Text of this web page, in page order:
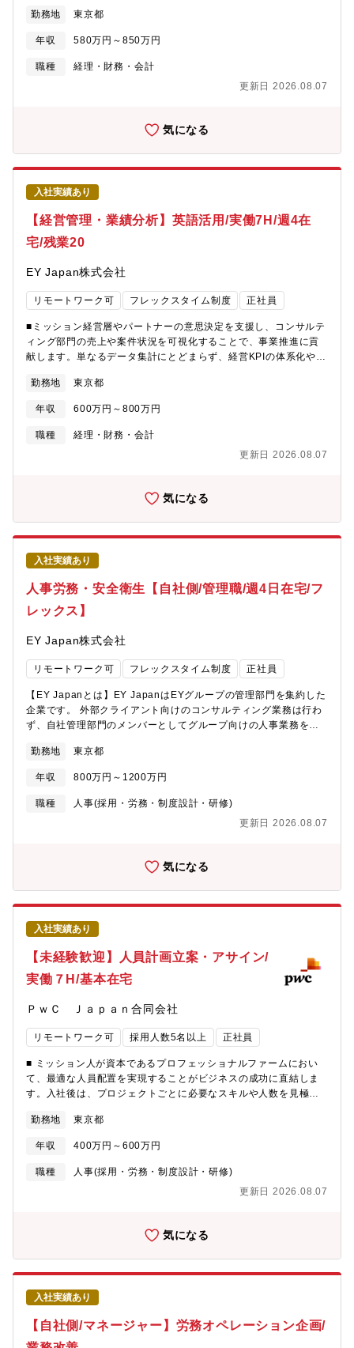
画から実行、効果検証まで幅広く携わることができます。■所属チ
Branding & Communicationチーム：3名 - Senior Manager：
リードしつつ、チーム全体で優先順位を確認しながら、柔軟かつ
機動的に施策を推進しています。■キャリアパスPeople Branding
や広報領域へ活躍の幅を広げられるキャリア展開も可能です。■働
しやすい環境です。・フルフレックス制度■ この求人の魅力・
として、採用広報だけでなく、人事戦略や組織の魅力を社内外へ
発信する幅広い経験を積むことができます。・採用サイト、
SNS、動画、記事、イベントなど、多様なチャネルを活用しなが
ら、企画・制作・運営・効果検証まで一貫して携わることができ
るため、情報発信の専門性を高められます。・少人数組織だから
こそ一人ひとりの裁量が大きく、担当法人を持ちながら全社横断
プロジェクトにも参画できます。アイデアを形にしやすく、企画
段階から実行まで主体的に推進できる環境です。・採用広報だけ
に限定されず、人事ブランディングや社内コミュニケーションな
ど、人事領域全体のブランドづくりに携われるため、広報・ブラ
ティングやブランディングの視点を活かしながら、人事という経
ジションです。・リモートワークを中心とした働き方に加え、フ
ルフレックス制と非常に柔軟な働き方が可能です。
営判断の経理・財務面でのサポート役として、管理会計全般を担
い、プロジェクトの収益管理、ビジネス戦略・企業価値向上を目
指した経営支援業務を担当していただきます。【具体的な職務内
容】■プロジェクトの収益管理支援■部門別損益管理（対予算、対
告及びレポート作成■売上・売掛金・仕掛品等エンゲージメント管
務、事業分析・報告、システム導入支援等【キャリアパス】■部
内・部外を問わず、各人の希望や適性に応じたキャリア形成を支
援しています。部内ジョブローテーションなども積極的に実施す
るとともに、社内公募制度で他部門への異動する機会もありま
す。■マネージャー、シニアマネージャー、ディレクター、
CFO（経理担当パートナー）までのPromotionとキャリアアップ
の機会があります。【研修制度】■様々な外部研修の利用が可能で
あり、PwCグループの会計士や税理士向けの社内研修の利用も可
能です。■英語を含めたビジネススキルの向上に対し、毎年20万円
つ在宅勤務を中心とした柔軟な働き方が可能です。■Global PwC
とのコミュニケーションもあり、英語力に自信がある方は語学力
を活かせる環境です。■同社の経理・財務部は体制強化をしている
に挑戦できる組織の風土があり、一般的な外資と異なりJapan自
ら企画できる自由があります。■風通しの良いフラットな組織で上
位職階の方とも気軽にコミュニケーションが取れる雰囲気です。
勤務地 東京都
年収 580万円～850万円
職種
経理・財務・会計
更新日 2026.08.07
気になる
入社実績あり
【経営管理・業績分析】英語活用/実働7H/週4在
宅/残業20
EY Japan株式会社
リモートワーク可 フレックスタイム制度 正社員
■ミッション経営層やパートナーの意思決定を支援し、コンサルテ
ィング部門の売上や案件状況を可視化することで、事業推進に貢
献します。単なるデータ集計にとどまらず、経営KPIの体系化やパ
割が期待されます。■募集背景経営層やパートナーの意思決定をよ
り強力に支援し、セクターやアカウント活動の推進力を高めるた
め、組織改革と効率化を進めています。前任者の退職による欠員
補充に加え、組織の成長と変革を加速させるための仲間を迎え入
件状況を「見える化」し、意思決定できるよう、レポーティング
トの売り上げ・進行中案件の情報集計・英語活用によるレポーテ
ィング業務・英文メールでのやり取り・経営管理の高度化・改善
に向けた情報分析・提案・経営会議向け英語資料作成や特命アジ
ェンダ対応・会議での英語によるビジネスコミュニケーション・
レポーティング用データベース・インフラの整理・管理・業務推
進・会議運営サポート・外国人社員・パートナーとの英語でのコ
ミュニケーション■英語の活用場面・英語を使える場面は多岐にわ
たります。・経営層への報告、経営会議向けレポーティング、会
議運営など、さまざまなシーンで英語力を存分に活かしていただ
方・特徴】単なる指示待ちではなく、目的に応じて最適なアウト
プットを自ら考え、提案・実行する姿勢が求められます。異常値
や数値の変動に対して、原因を探り、必要に応じて新たな切り口
組織構成・Japan C&I：140名（男性4割、女性6割）、
Consulting C&I：2名チームの特徴：多様なバックグラウンドを
持つメンバーが在籍し、効率化や改革を推進中■働き方・実働7時
間・週4回在宅勤務・月間残業20時間程度・フルフレックスワーク
す。※子育て中のママさん、パパさん大活躍中です。■キャリアパ
営層の意思決定に貢献しながら、部門の中核人材として、より高
度な経営管理やプロジェクト推進をリードしていただく（管理職
です。■魅力・グローバルグループで経営層と近い距離で業務を経
任せ致します。業務の中でグローバルとの連携時等積極的に活用
キャリアを目指せます。また、社内異動制度を活用し、他部署や
別領域へキャリアを広げることも可能で、長期的なキャリアの選
択肢が豊富です。・異常値の分析やレポート改善、経営管理の高
度化など、決められた業務をこなすだけではなく、自ら課題を見
つけ、最適なアウトプットを提案・実行することが期待されてい
ます。
勤務地 東京都
年収 600万円～800万円
職種
経理・財務・会計
更新日 2026.08.07
気になる
入社実績あり
人事労務・安全衛生【自社側/管理職/週4日在宅/フ
レックス】
EY Japan株式会社
リモートワーク可 フレックスタイム制度 正社員
【EY Japanとは】EY JapanはEYグループの管理部門を集約した
企業です。 外部クライアント向けのコンサルティング業務は行わ
ず、自社管理部門のメンバーとしてグループ向けの人事業務を行
全衛生の中核として、法令・社内規程に基づいた適切な労務管理
を推進し、EY Japanグループの従業員が安心して働ける環境を実
現することがミッションです。コンプライアンス事案やハラスメ
ント対応、休職・復職支援、安全衛生管理などを通じて組織リス
から再発防止策の企画・実行まで一貫してリードしていただきま
報内容の受付～調査・相談者対応および関係者への聞き取りなど
を通した情報収集と事実確認・関連部署と連携しながら解決方法
の検討・外部組合との団体交渉や弁護士対応・調査報告書作成や
経営層への定期報告、措置の検討・実施、再発防止策の検討・実
施等（２）コンプライアンス関連研修や予防施策の企画～実施・
相談件数/内容の傾向分析、定期報告・コンプライアンス推進及び
ハラスメントの防止の施策を企画し実施・従業員向け啓蒙研修の
企画、コンテンツ作成、運用実施（３）休職対応・安全衛生・休
職復職手続きの管理および休職者のフォローアップとサポート・
る教育と啓発・安全衛生に関連する法令、規則に基づく文書の作
成提出・衛生委員会（４）その他・労務業務全般に関するオペレ
ーション構築・人事内プロジェクト参加（５）メンバー育成・チ
年齢構成・組織構成や雰囲気など労務安全衛生チーム：6名 30代
～40代 お互いの専門性を活かしながら協力して業務を遂行落ち
着いた雰囲気■働き方所定労働：7時間フルフレックスタイム制※
皆さんフレキシブルに働かれています■平均時間外月間20～30時
的な出社があります）■管理職として求める役割労務安全衛生の統
体制の構築・運用を主導する。現場課題を把握し、改善策の企
画・実行をリードすることで組織の健全性向上に貢献する。高い
程整備を通じてコンプライアンス強化を担う。■独立性についてイ
ルールに反しない限り、保有（入社時や相続等）や売却を認め、
募の際はあらかじめご了承ください。詳細ご不明な点がございま
したら、採用担当までお問合せください。
勤務地 東京都
年収 800万円～1200万円
職種
人事(採用・労務・制度設計・研修)
更新日 2026.08.07
気になる
入社実績あり
【未経験歓迎】人員計画立案・アサイン/
実働７H/基本在宅
ＰｗＣ Ｊａｐａｎ合同会社
リモートワーク可 採用人数5名以上 正社員
■ ミッション人が資本であるプロフェッショナルファームにおい
て、最適な人員配置を実現することがビジネスの成功に直結しま
す。入社後は、プロジェクトごとに必要なスキルや人数を見極
フォーマンス向上に貢献していただきます。マネジメント層と密
に連携し、労働力の管理や課題分析を通じて、会社の持続的な成
長を支える重要な役割を担っていただきます。単なるオペレーシ
ョンではなく、戦略的な視点と高いコミュニケーション力を発揮
当社は、複数のプロジェクトを同時に推進する中で、限られた人
るための体制強化を進めています。ビジネスの拡大や多様化に伴
い、プロフェッショナルスタッフの最適なアサインメントと稼働
管理の重要性が高まっており、Demand Management（DM）部
門の人員を増強することで、より戦略的な人材活用を目指してい
ます。■業務内容Demand Management（DM）は、コンサルタン
トがそれぞれのプロジェクトで最大限活躍できるよう、人員配置
をサポートする人事ポジションです。プロジェクトの状況やスタ
ッフのスキル・稼働状況を確認し、最適なメンバー配置を行うこ
勤務地 東京都
年収 400万円～600万円
職種
人事(採用・労務・制度設計・研修)
更新日 2026.08.07
気になる
入社実績あり
【自社側/マネージャー】労務オペレーション企画/